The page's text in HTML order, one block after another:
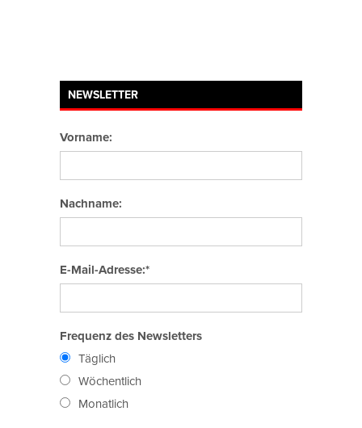
NEWSLETTER
Vorname:
Nachname:
E-Mail-Adresse:*
Frequenz des Newsletters
Täglich
Wöchentlich
Monatlich